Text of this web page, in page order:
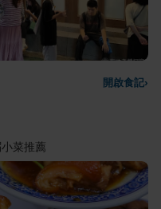
開啟食記›
菜推薦